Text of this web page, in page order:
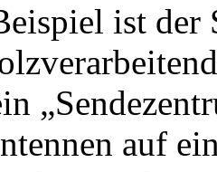
ist
auf